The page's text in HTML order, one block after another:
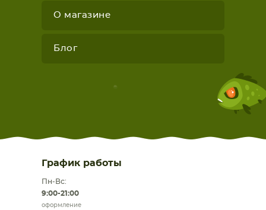
О магазине
Блог
График работы
Пн-Вс:
9:00-21:00
оформление